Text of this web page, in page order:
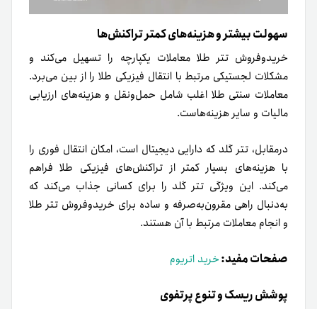
سهولت بیشتر و هزینه‌های کمتر تراکنش‌ها
خریدوفروش تتر طلا معاملات یکپارچه را تسهیل می‌کند و
مشکلات لجستیکی مرتبط با انتقال فیزیکی طلا را از بین می‌برد.
معاملات سنتی طلا اغلب شامل حمل‌ونقل و هزینه‌های ارزیابی
مالیات و سایر هزینه‌هاست.
در‌مقابل، تتر گلد که دارایی دیجیتال است، امکان انتقال فوری را
با هزینه‌های بسیار کمتر از تراکنش‌های فیزیکی طلا فراهم
می‌کند. این ویژگی تتر گلد را برای کسانی جذاب می‌کند که
به‌دنبال راهی مقرون‌به‌صرفه و ساده برای خرید‌و‌فروش تتر طلا
و انجام معاملات مرتبط با آن هستند.
صفحات مفید:خرید اتریوم
پوشش ریسک و تنوع پرتفوی